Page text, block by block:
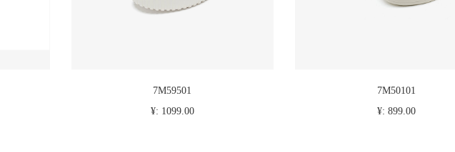
7M59501
¥: 1099.00
7M50101
¥: 899.00